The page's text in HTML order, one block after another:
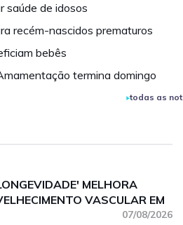
saúde de idosos
recém-nascidos prematuros
bebês
termina domingo
todas as
MELHORA
VASCULAR EM
07/08/2026